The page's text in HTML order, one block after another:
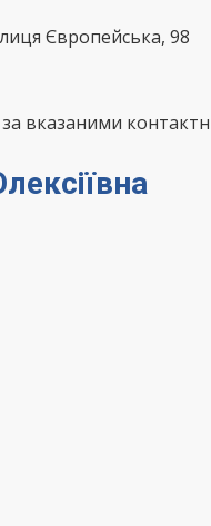
Європейська, 98
вказаними